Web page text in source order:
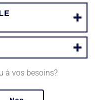
à vos besoins?